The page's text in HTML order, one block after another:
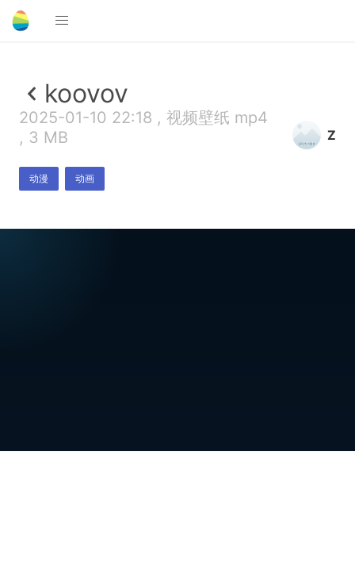
koovov
2025-01-10 22:18 , 视频壁纸 mp4
, 3 MB
动漫 动画
Z